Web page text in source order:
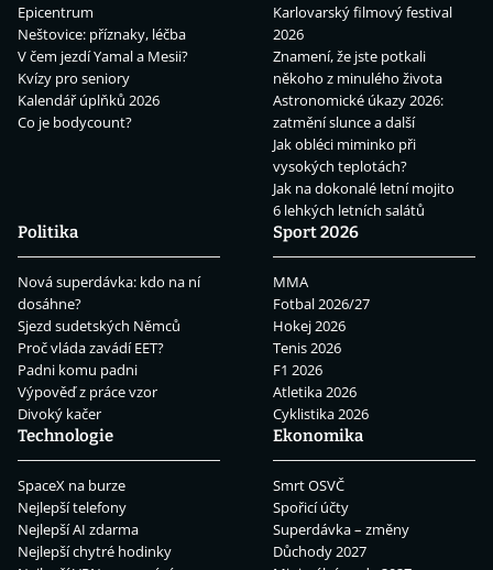
Epicentrum
Neštovice: příznaky, léčba
V čem jezdí Yamal a Mesii?
Kvízy pro seniory
Kalendář úplňků 2026
Co je bodycount?
Karlovarský filmový festival
2026
Znamení, že jste potkali
někoho z minulého života
Astronomické úkazy 2026:
zatmění slunce a další
Jak obléci miminko při
vysokých teplotách?
Jak na dokonalé letní mojito
6 lehkých letních salátů
Politika
Nová superdávka: kdo na ní
dosáhne?
Sjezd sudetských Němců
Proč vláda zavádí EET?
Padni komu padni
Výpověď z práce vzor
Divoký kačer
Sport 2026
MMA
Fotbal 2026/27
Hokej 2026
Tenis 2026
F1 2026
Atletika 2026
Cyklistika 2026
Technologie
SpaceX na burze
Nejlepší telefony
Nejlepší AI zdarma
Nejlepší chytré hodinky
Ekonomika
Smrt OSVČ
Spořicí účty
Superdávka – změny
Důchody 2027